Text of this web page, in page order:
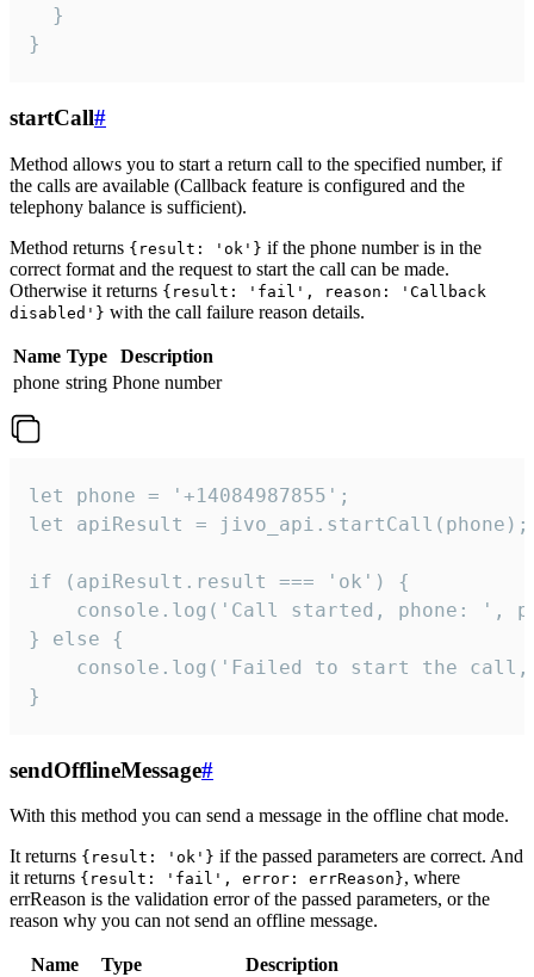
  }
}
startCall#
Method allows you to start a return call to the specified number, if
the calls are available (Callback feature is configured and the
telephony balance is sufficient).
Method returns {result: 'ok'} if the phone number is in the
correct format and the request to start the call can be made.
Otherwise it returns {result: 'fail', reason: 'Callback
disabled'} with the call failure reason details.
Name Type
Description
phone string Phone number
let phone = '+14084987855';
let apiResult = jivo_api.startCall(phone);
if (apiResult.result === 'ok') {
console.log('Call started, phone: ',
} else {
console.log('Failed to start the
}
sendOfflineMessage#
With this method you can send a message in the offline chat mode.
It returns {result: 'ok'} if the passed parameters are correct. And
it returns {result: 'fail', error: errReason}, where
errReason is the validation error of the passed parameters, or the
reason why you can not send an offline message.
Name Type
Description